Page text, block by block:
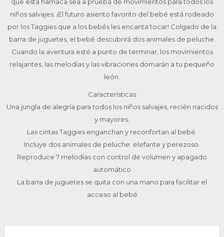
niños salvajes. ¡El futuro asiento favorito del bebé está rodeado
por los Taggies que a los bebés les encanta tocar! Colgado de la
barra de juguetes, el bebé descubrirá dos animales de peluche.
Cuando la aventura esté a punto de terminar, los movimientos
relajantes, las melodías y las vibraciones domarán a tu pequeño
león.
Características
Una jungla de alegría para todos los niños salvajes, recién nacidos
y mayores.
Las cintas Taggies enganchan y reconfortan al bebé.
Incluye dos animales de peluche: elefante y perezoso.
Reproduce 7 melodías con control de volumen y apagado
automático
La barra de juguetes se quita con una mano para facilitar el
acceso al bebé